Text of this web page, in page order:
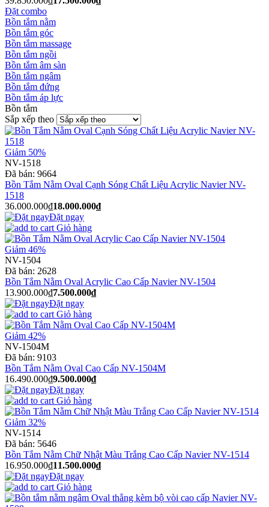
Đặt combo
Bồn tắm nằm
Bồn tắm góc
Bồn tắm massage
Bồn tắm ngồi
Bồn tắm âm sàn
Bồn tắm ngâm
Bồn tắm đứng
Bồn tắm áp lực
Bồn tắm
Sắp xếp theo
Giảm 50%
NV-1518
Đã bán: 9664
Bồn Tắm Nằm Oval Cạnh Sóng Chất Liệu Acrylic Navier NV-
1518
36.000.000₫18.000.000₫
Đặt ngay
Giỏ hàng
Giảm 46%
NV-1504
Đã bán: 2628
Bồn Tắm Nằm Oval Acrylic Cao Cấp Navier NV-1504
13.900.000₫7.500.000₫
Đặt ngay
Giỏ hàng
Giảm 42%
NV-1504M
Đã bán: 9103
Bồn Tắm Nằm Oval Cao Cấp NV-1504M
16.490.000₫9.500.000₫
Đặt ngay
Giỏ hàng
Giảm 32%
NV-1514
Đã bán: 5646
Bồn Tắm Nằm Chữ Nhật Màu Trắng Cao Cấp Navier NV-1514
16.950.000₫11.500.000₫
Đặt ngay
Giỏ hàng